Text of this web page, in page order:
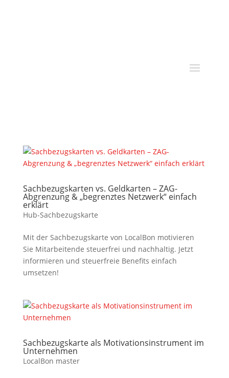
Sachbezugskarten vs. Geldkarten – ZAG-
Abgrenzung & „begrenztes Netzwerk“ einfach
erklärt
Hub-Sachbezugskarte
Mit der Sachbezugskarte von LocalBon motivieren
Sie Mitarbeitende steuerfrei und nachhaltig. Jetzt
informieren und steuerfreie Benefits einfach
umsetzen!
Sachbezugskarte als Motivationsinstrument im
Unternehmen
LocalBon master